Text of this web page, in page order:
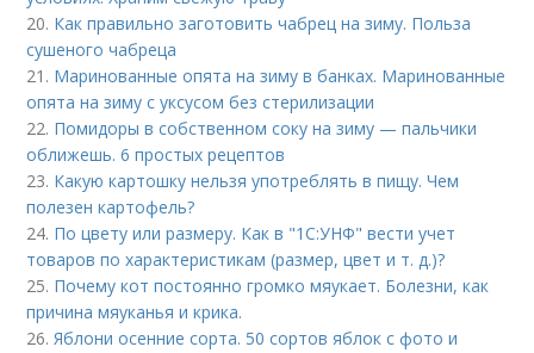
20. Как правильно заготовить чабрец на зиму. Польза
сушеного чабреца
21. Маринованные опята на зиму в банках. Маринованные
опята на зиму с уксусом без стерилизации
22. Помидоры в собственном соку на зиму — пальчики
оближешь. 6 простых рецептов
23. Какую картошку нельзя употреблять в пищу. Чем
полезен картофель?
24. По цвету или размеру. Как в "1С:УНФ" вести учет
товаров по характеристикам (размер, цвет и т. д.)?
25. Почему кот постоянно громко мяукает. Болезни, как
причина мяуканья и крика.
26.Яблони осенние сорта. 50 сортов яблок с фото и